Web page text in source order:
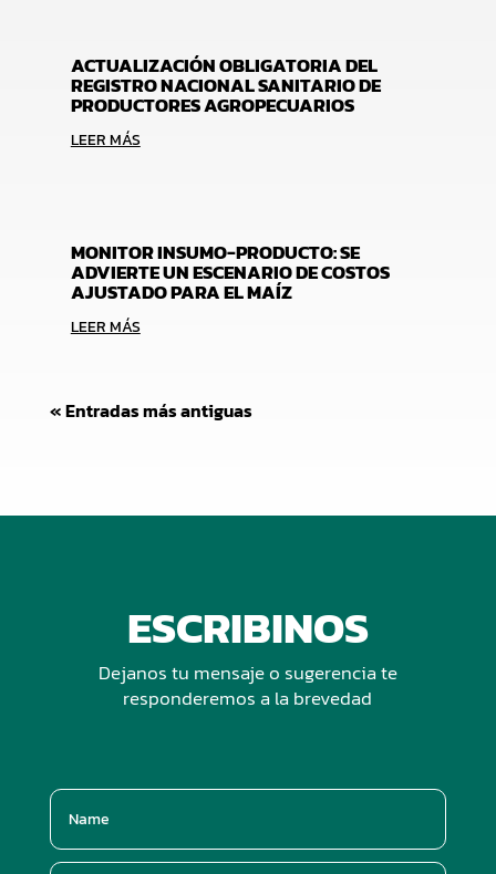
ACTUALIZACIÓN OBLIGATORIA DEL
REGISTRO NACIONAL SANITARIO DE
PRODUCTORES AGROPECUARIOS
LEER MÁS
MONITOR INSUMO-PRODUCTO: SE
ADVIERTE UN ESCENARIO DE COSTOS
AJUSTADO PARA EL MAÍZ
LEER MÁS
« Entradas más antiguas
ESCRIBINOS
Dejanos tu mensaje o sugerencia te
responderemos a la brevedad